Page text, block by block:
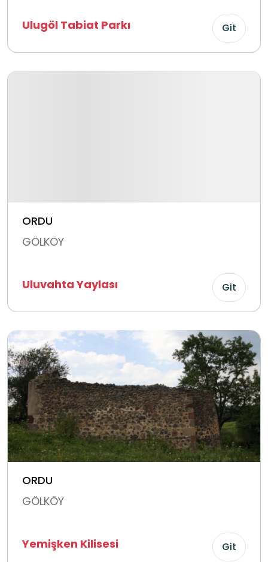
Ulugöl Tabiat Parkı Git
ORDU
GÖLKÖY
Uluvahta Yaylası Git
ORDU
GÖLKÖY
Yemişken Kilisesi Git